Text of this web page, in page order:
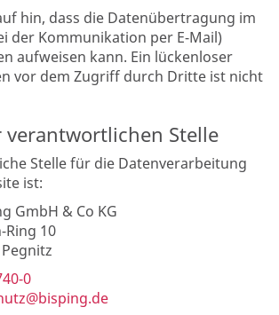
hin, dass die Datenübertragung im
der Kommunikation per E-Mail)
aufweisen kann. Ein lückenloser
vor dem Zugriff durch Dritte ist nicht
verantwortlichen Stelle
Stelle für die Datenverarbeitung
ist:
GmbH & Co KG
Ring 10
0